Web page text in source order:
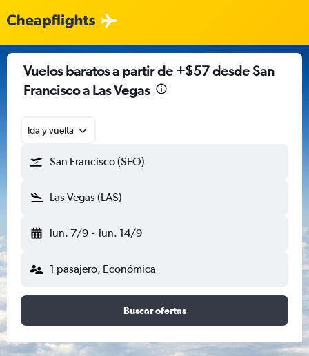
Vuelos baratos a partir de +$57 desde San
Francisco a Las Vegas
Ida y vuelta
San Francisco (SFO)
Las Vegas (LAS)
lun. 7/9 - lun. 14/9
1 pasajero, Económica
Buscar ofertas